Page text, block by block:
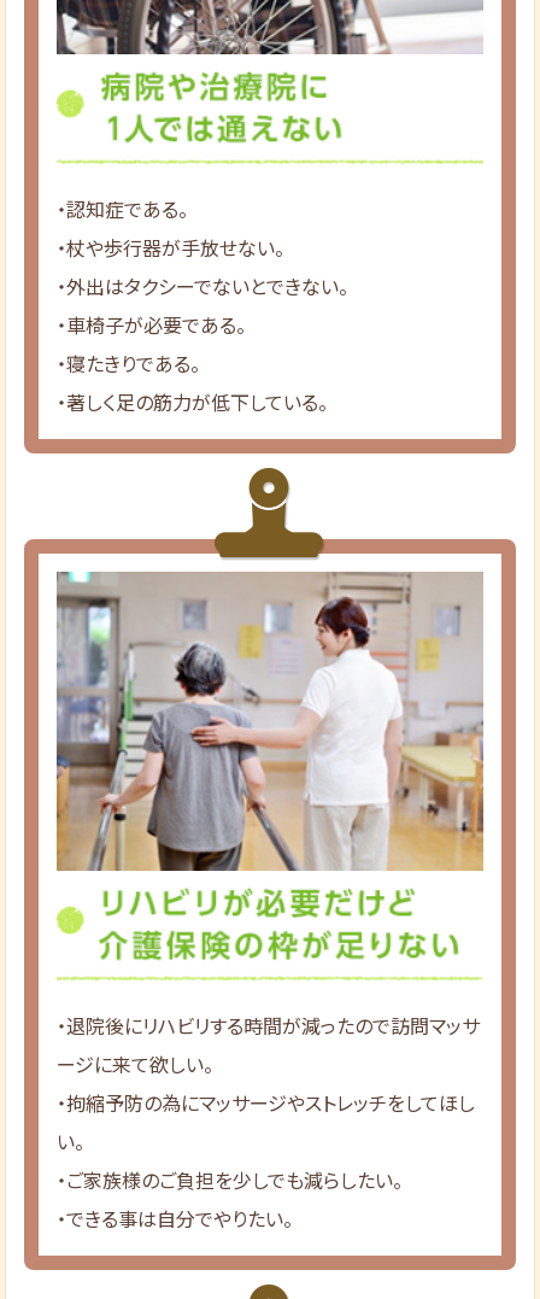
・認知症である。
・杖や歩行器が手放せない。
・外出はタクシーでないとできない。
・車椅子が必要である。
・寝たきりである。
・著しく足の筋力が低下している。
・退院後にリハビリする時間が減ったので訪問マッサ
ージに来て欲しい。
・拘縮予防の為にマッサージやストレッチをしてほし
い。
・ご家族様のご負担を少しでも減らしたい。
・できる事は自分でやりたい。